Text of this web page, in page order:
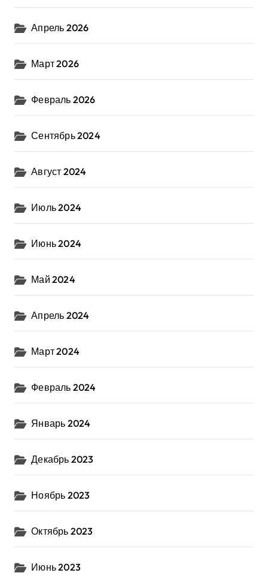
Апрель 2026
Март 2026
Февраль 2026
Сентябрь 2024
Август 2024
Июль 2024
Июнь 2024
Май 2024
Апрель 2024
Март 2024
Февраль 2024
Январь 2024
Декабрь 2023
Ноябрь 2023
Октябрь 2023
Июнь 2023